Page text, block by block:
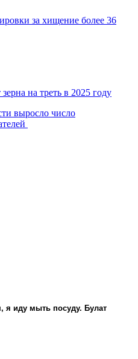
за хищение более 36
на треть в 2025 году
выросло число
я иду мыть посуду. Булат